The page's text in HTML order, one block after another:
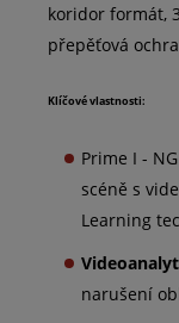
koridor formát,
přepěťová
Klíčové vlastnosti:
Prime I -
scéně s
Learning
narušení